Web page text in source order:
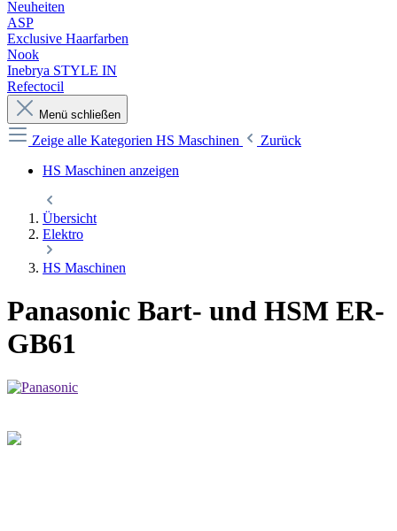
Neuheiten
ASP
Exclusive Haarfarben
Nook
Inebrya STYLE IN
Refectocil
Menü schließen
Zeige alle Kategorien HS Maschinen
Zurück
HS Maschinen anzeigen
Übersicht
Elektro
HS Maschinen
Panasonic Bart- und HSM ER-
GB61